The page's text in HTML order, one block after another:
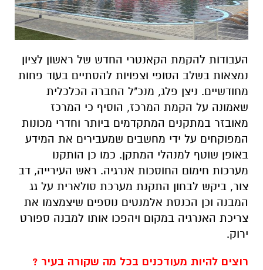
העבודות להקמת הקאנטרי החדש של ראשון לציון
נמצאות בשלב הסופי וצפויות להסתיים בעוד פחות
מחודשיים. ניצן פלג, מנכ"ל החברה הכלכלית
שאמונה על הקמת המרכז, הוסיף כי המרכז
מאובזר במתקנים המתקדמים ביותר וחדרי מכונות
המפוקחים על ידי מחשבים שמעבירים את המידע
באופן שוטף למנהלי המתקן. כמו כן הותקנו
מערכות חימום החוסכות אנרגיה. ראש העירייה, דב
צור, ביקש לבחון התקנת מערכת סולארית על גג
המבנה וכן הכנסת אלמנטים נוספים שיצמצמו את
צריכת האנרגיה במקום ויהפכו אותו למבנה ספורט
ירוק.
רוצים להיות מעודכנים בכל מה שקורה בעיר ?